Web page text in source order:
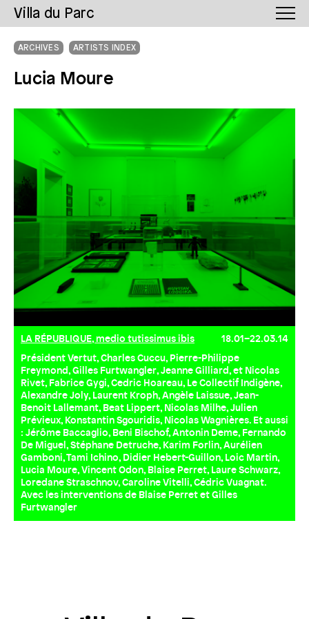
Villa du Parc
ARCHIVES ARTISTS INDEX
Lucia Moure
LA RÉPUBLIQUE, medio tutissimus ibis
18.01–22.03.14
Président Vertut, Charles Cuccu, Pierre-Philippe
Freymond, Gilles Furtwangler, Jeanne Gilliard, et Nicolas
Rivet, Fabrice Gygi, Cedric Hoareau, Le Collectif Indigène,
Alexandre Joly, Laurent Kroph, Angèle Laissue, Jean-
Benoit Lallemant, Beat Lippert, Nicolas Milhe, Julien
Prévieux, Konstantin Sgouridis, Nicolas Wagnières. Et aussi
: Jérôme Baccaglio, Beni Bischof, Antonin Deme, Fernando
De Miguel, Stéphane Detruche, Karim Forlin, Aurélien
Gamboni, Tami Ichino, Didier Hebert-Guillon, Loic Martin,
Lucia Moure, Vincent Odon, Blaise Perret, Laure Schwarz,
Loredane Straschnov, Caroline Vitelli, Cédric Vuagnat.
Avec les interventions de Blaise Perret et Gilles
Furtwangler